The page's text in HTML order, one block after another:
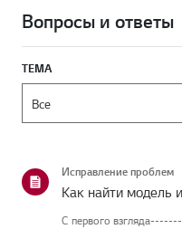
Вопросы и ответы
ТЕМА
Исправление проблем
Как найти модель
С первого